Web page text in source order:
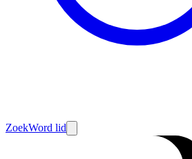
ZoekWord lid